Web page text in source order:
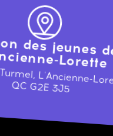
des jeunes
Lorette
L'Ancienne-
QC G2E 3J5